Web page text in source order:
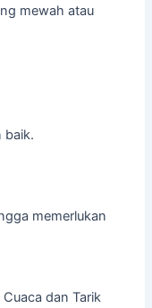
mewah atau
baik.
memerlukan